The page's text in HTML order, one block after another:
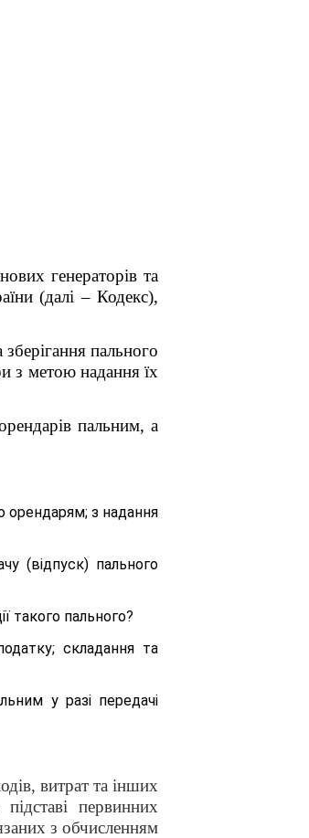
генераторів та
(далі – Кодекс),
пального
з метою надання їх
пальним, а
орендарям; з надання
(відпуск) пального
такого пального?
складання та
у разі передачі
витрат та інших
первинних
з обчисленням